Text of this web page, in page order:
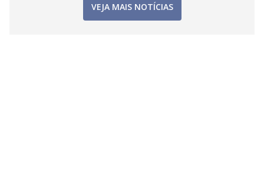
VEJA MAIS NOTÍCIAS